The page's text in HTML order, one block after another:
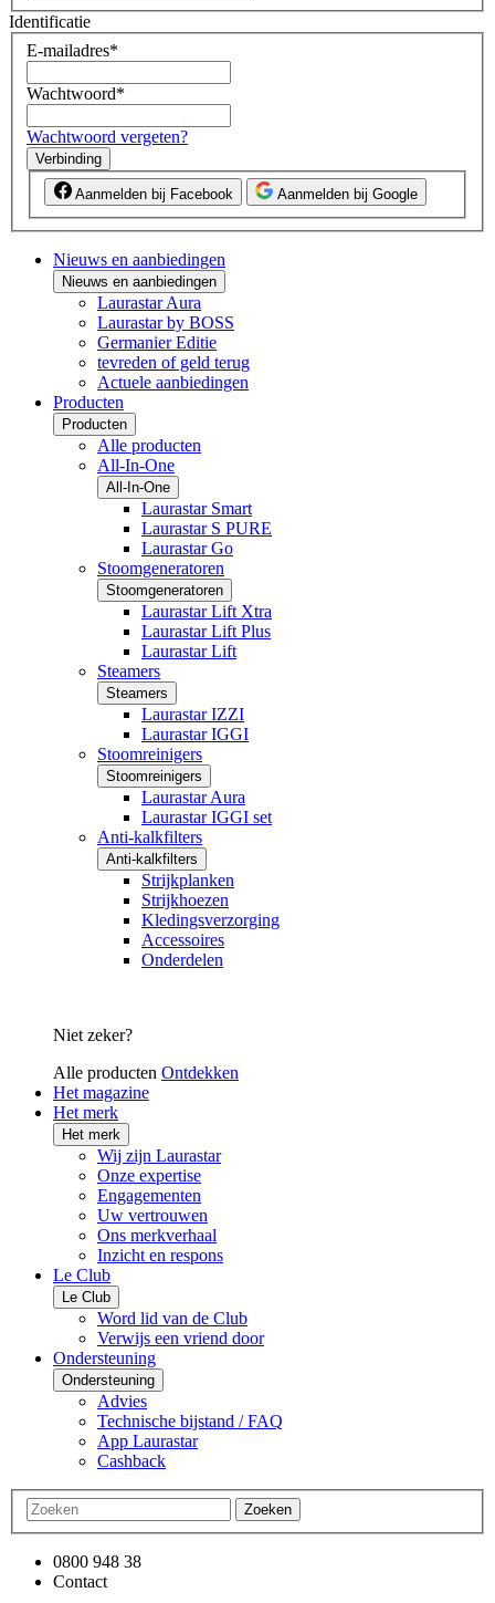
Identificatie
E-mailadres*
Wachtwoord*
Wachtwoord vergeten?
Verbinding
Aanmelden bij Facebook Aanmelden bij Google
Nieuws en aanbiedingen
Nieuws en aanbiedingen
Laurastar Aura
Laurastar by BOSS
Germanier Editie
tevreden of geld terug
Actuele aanbiedingen
Producten
Producten
Alle producten
All-In-One
All-In-One
Laurastar Smart
Laurastar S PURE
Laurastar Go
Stoomgeneratoren
Stoomgeneratoren
Laurastar Lift Xtra
Laurastar Lift Plus
Laurastar Lift
Steamers
Steamers
Laurastar IZZI
Laurastar IGGI
Stoomreinigers
Stoomreinigers
Laurastar Aura
Laurastar IGGI set
Anti-kalkfilters
Anti-kalkfilters
Strijkplanken
Strijkhoezen
Kledingsverzorging
Accessoires
Onderdelen
Niet zeker?
Alle producten Ontdekken
Het magazine
Het merk
Het merk
Wij zijn Laurastar
Onze expertise
Engagementen
Uw vertrouwen
Ons merkverhaal
Inzicht en respons
Le Club
Le Club
Word lid van de Club
Verwijs een vriend door
Ondersteuning
Ondersteuning
Advies
Technische bijstand / FAQ
App Laurastar
Cashback
Zoeken
0800 948 38
Contact